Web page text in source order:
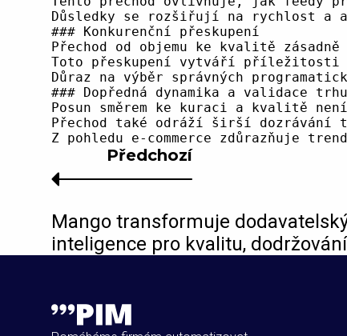
Předchozí
Mango transformuje
inteligence pro kvalitu,